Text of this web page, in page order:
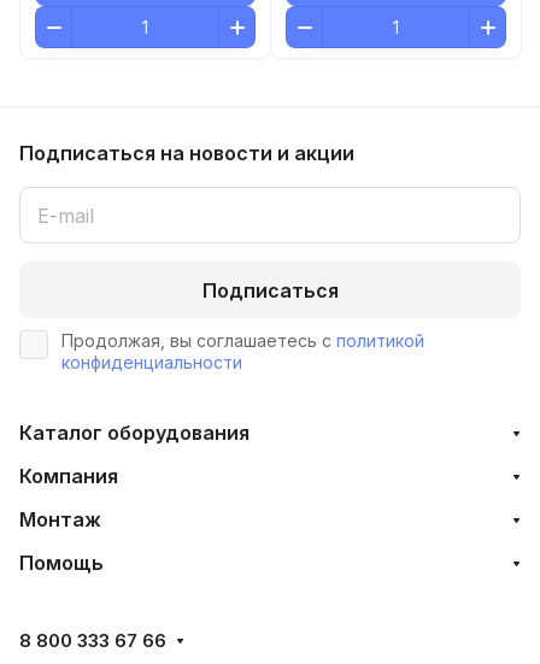
Подписаться на новости и акции
Подписаться
Продолжая, вы соглашаетесь с политикой
конфиденциальности
Каталог оборудования
Компания
Монтаж
Помощь
8 800 333 67 66